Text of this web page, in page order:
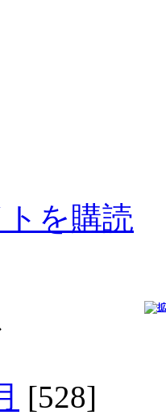
を購読
[528]